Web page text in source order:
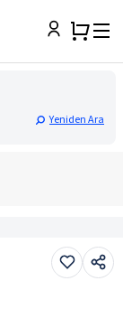
Yeniden Ara